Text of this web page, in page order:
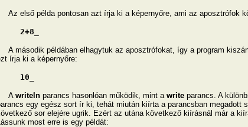
Az első példa pontosan azt írja ki a képernyőre, ami az aposztrófok
2+8_
A második példában elhagytuk az aposztrófokat, így a program
írja ki a képernyőre:
10_
A writelnparancs hasonlóan működik, mint a write parancs. A
egy egész sort ír ki, tehát miután kiírta a parancsban megadott
sor elejére ugrik. Ezért az utána következő kiírásnál már a
most erre is egy példát: